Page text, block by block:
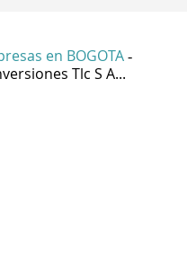
en BOGOTA -
Tlc S A...